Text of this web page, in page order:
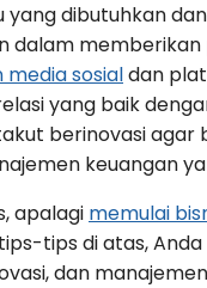
yang dibutuhkan
dalam
media sosialdan
yang baik
berinovasi agar
keuangan
apalagi memulai
tips di atas,
dan